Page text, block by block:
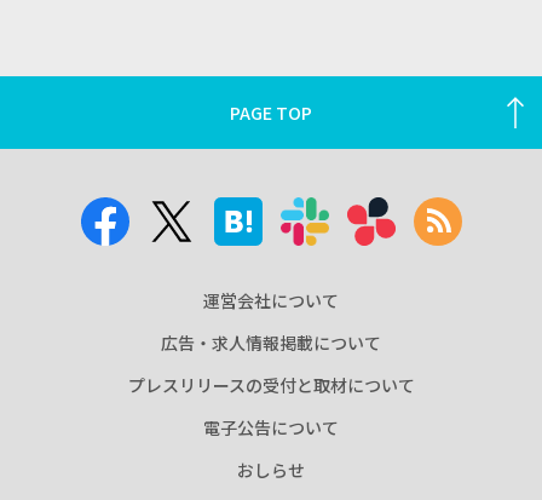
PAGE TOP
運営会社について
広告・求人情報掲載について
プレスリリースの受付と取材について
電子公告について
おしらせ